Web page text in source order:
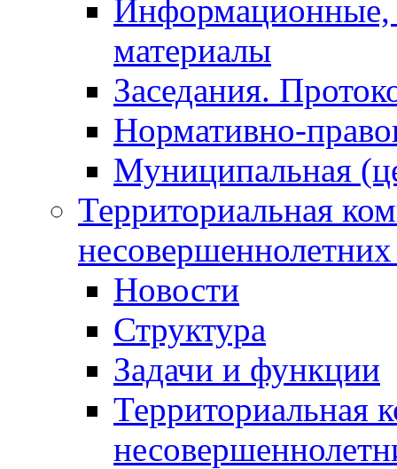
Информационные,
материалы
Заседания.
Нормативно-
Муниципальная
Территориальная
Новости
Структура
Задачи и функции
Территориальная